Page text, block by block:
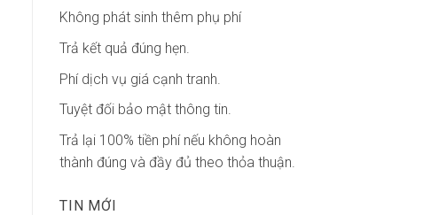
Không phát sinh thêm phụ phí
Trả kết quả đúng hẹn.
Phí dịch vụ giá cạnh tranh.
Tuyệt đối bảo mật thông tin.
Trả lại 100% tiền phí nếu không hoàn
thành đúng và đầy đủ theo thỏa thuận.
TIN MỚI